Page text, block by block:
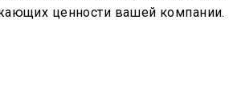
ценности вашей компании.